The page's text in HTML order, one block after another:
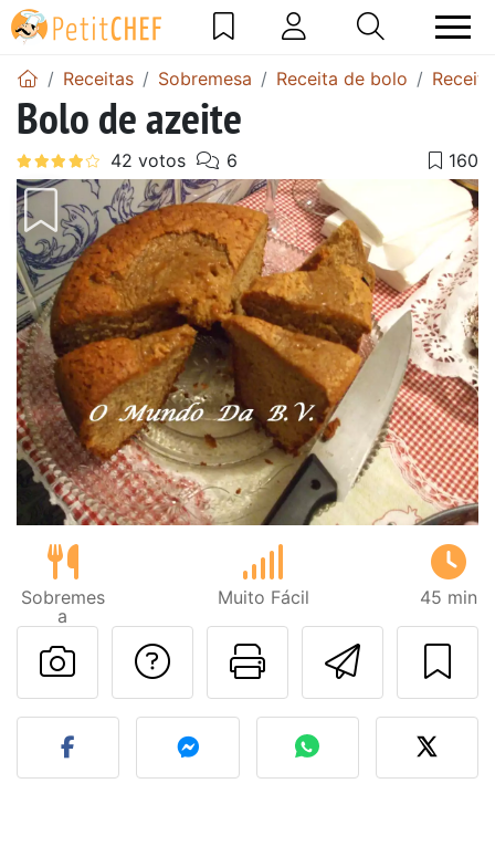
Receitas Sobremesa Receita de bolo
Bolo de azeite
Sobremes
a
Muito Fácil 45 min
Imprima
Falar com o autor
Fez esta receita?